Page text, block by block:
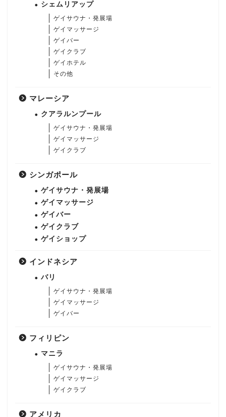
シェムリアップ
ゲイサウナ・発展場
ゲイマッサージ
ゲイバー
ゲイクラブ
ゲイホテル
その他
マレーシア
クアラルンプール
ゲイサウナ・発展場
ゲイマッサージ
ゲイクラブ
シンガポール
ゲイサウナ・発展場
ゲイマッサージ
ゲイバー
ゲイクラブ
ゲイショップ
インドネシア
バリ
ゲイサウナ・発展場
ゲイマッサージ
ゲイバー
フィリピン
マニラ
ゲイサウナ・発展場
ゲイマッサージ
ゲイクラブ
アメリカ